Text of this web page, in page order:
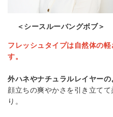
＜シースルーバングボブ＞
フレッシュタイプは自然体の
す。
外ハネやナチュラルレイヤー
顔立ちの爽やかさを引き立て
り。